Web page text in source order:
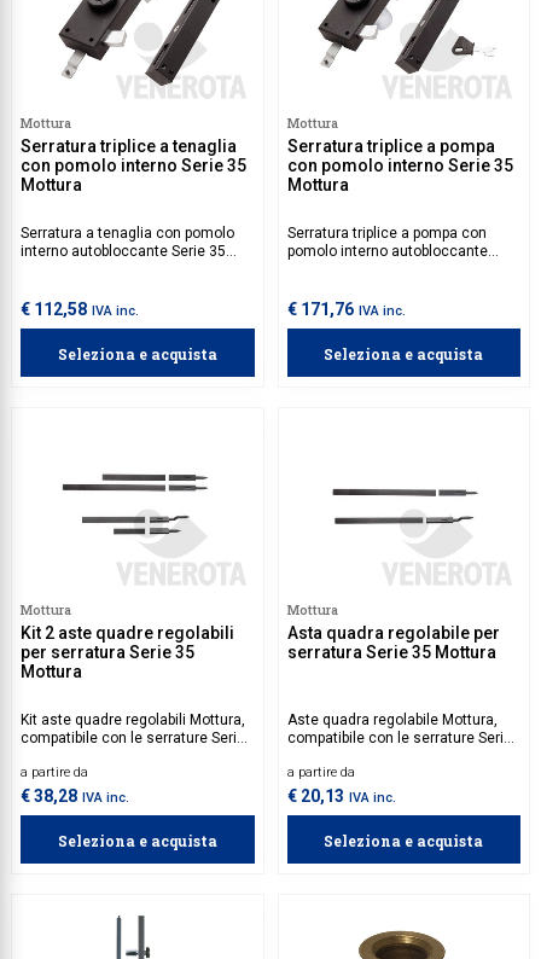
Mottura
Serratura triplice a tenaglia
con pomolo interno Serie 35
Mottura
Serratura a tenaglia con pomolo
interno autobloccante Serie 35
verticali e tenaglia orizzontale
€ 112,58 IVA inc.
Seleziona e acquista
Mottura
Serratura triplice a pompa
con pomolo interno Serie 35
Mottura
Serratura triplice a pompa con
pomolo interno autobloccante
tenaglia orizzontale. Aste da
€ 171,76 IVA inc.
Seleziona e acquista
Mottura
Kit 2 aste quadre regolabili
per serratura Serie 35
Mottura
Kit aste quadre regolabili Mottura,
compatibile con le serrature Serie
a sbalzo.
a partire da
€ 38,28 IVA inc.
Seleziona e acquista
Mottura
Asta quadra regolabile per
serratura Serie 35 Mottura
Aste quadra regolabile Mottura,
compatibile con le serrature Serie
a sbalzo.
a partire da
€ 20,13 IVA inc.
Seleziona e acquista